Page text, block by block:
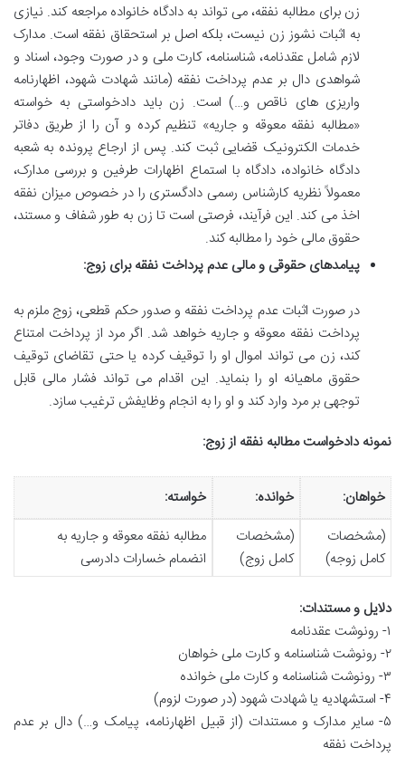
زن برای مطالبه نفقه، می تواند به دادگاه خانواده مراجعه کند. نیازی
به اثبات نشوز زن نیست، بلکه اصل بر استحقاق نفقه است. مدارک
لازم شامل عقدنامه، شناسنامه، کارت ملی و در صورت وجود، اسناد و
شواهدی دال بر عدم پرداخت نفقه (مانند شهادت شهود، اظهارنامه
واریزی های ناقص و…) است. زن باید دادخواستی به خواسته
«مطالبه نفقه معوقه و جاریه» تنظیم کرده و آن را از طریق دفاتر
خدمات الکترونیک قضایی ثبت کند. پس از ارجاع پرونده به شعبه
دادگاه خانواده، دادگاه با استماع اظهارات طرفین و بررسی مدارک،
معمولاً نظریه کارشناس رسمی دادگستری را در خصوص میزان نفقه
اخذ می کند. این فرآیند، فرصتی است تا زن به طور شفاف و مستند،
حقوق مالی خود را مطالبه کند.
پیامدهای حقوقی و مالی عدم پرداخت نفقه برای زوج:
در صورت اثبات عدم پرداخت نفقه و صدور حکم قطعی، زوج ملزم به
پرداخت نفقه معوقه و جاریه خواهد شد. اگر مرد از پرداخت امتناع
کند، زن می تواند اموال او را توقیف کرده یا حتی تقاضای توقیف
حقوق ماهیانه او را بنماید. این اقدام می تواند فشار مالی قابل
توجهی بر مرد وارد کند و او را به انجام وظایفش ترغیب سازد.
نمونه دادخواست مطالبه نفقه از زوج:
خواهان: خوانده:
خواسته:
(مشخصات
کامل زوجه)
(مشخصات
کامل زوج)
مطالبه نفقه معوقه و جاریه به
انضمام خسارات دادرسی
دلایل و مستندات:
۱- رونوشت عقدنامه
۲- رونوشت شناسنامه و کارت ملی خواهان
۳- رونوشت شناسنامه و کارت ملی خوانده
۴- استشهادیه یا شهادت شهود (در صورت لزوم)
۵- سایر مدارک و مستندات (از قبیل اظهارنامه، پیامک و…) دال بر عدم
پرداخت نفقه